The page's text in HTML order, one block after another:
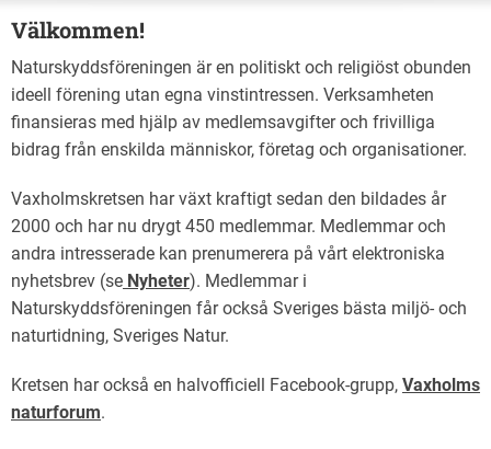
Välkommen!
Naturskyddsföreningen är en politiskt och religiöst obunden
ideell förening utan egna vinstintressen. Verksamheten
finansieras med hjälp av medlemsavgifter och frivilliga
bidrag från enskilda människor, företag och organisationer.
Vaxholmskretsen har växt kraftigt sedan den bildades år
2000 och har nu drygt 450 medlemmar. Medlemmar och
andra intresserade kan prenumerera på vårt elektroniska
nyhetsbrev (se Nyheter). Medlemmar i
Naturskyddsföreningen får också Sveriges bästa miljö- och
naturtidning, Sveriges Natur.
Kretsen har också en halvofficiell Facebook-grupp, Vaxholms
naturforum.